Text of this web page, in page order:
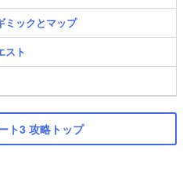
ミックとマップ
スト
ト3 攻略トップ